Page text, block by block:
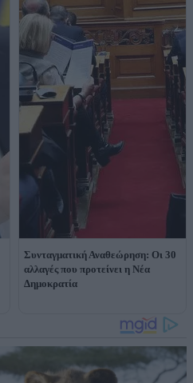
Συνταγματική Αναθεώρηση: Οι 30
αλλαγές που προτείνει η Νέα
Δημοκρατία